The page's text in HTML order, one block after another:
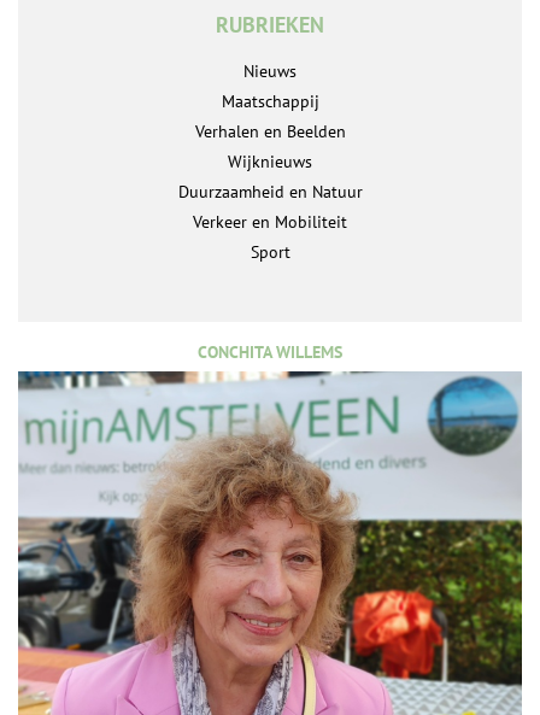
RUBRIEKEN
Nieuws
Maatschappij
Verhalen en Beelden
Wijknieuws
Duurzaamheid en Natuur
Verkeer en Mobiliteit
Sport
CONCHITA WILLEMS